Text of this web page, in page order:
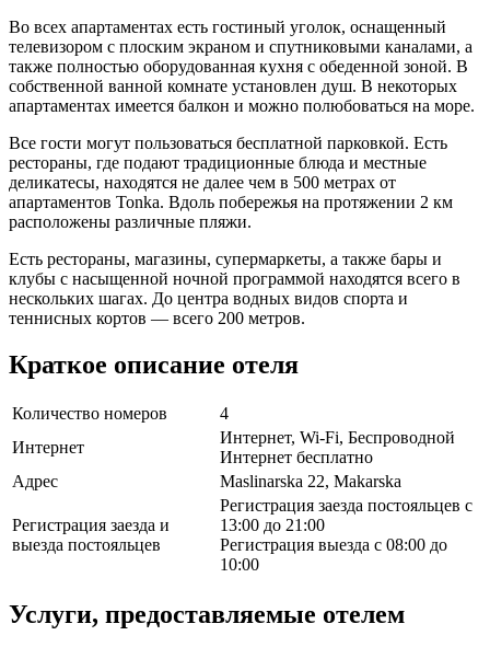
Во всех апартаментах есть гостиный уголок, оснащенный
телевизором с плоским экраном и спутниковыми каналами, а
также полностью оборудованная кухня с обеденной зоной. В
собственной ванной комнате установлен душ. В некоторых
апартаментах имеется балкон и можно полюбоваться на море.
Все гости могут пользоваться бесплатной парковкой. Есть
рестораны, где подают традиционные блюда и местные
деликатесы, находятся не далее чем в 500 метрах от
апартаментов Tonka. Вдоль побережья на протяжении 2 км
расположены различные пляжи.
Есть рестораны, магазины, супермаркеты, а также бары и
клубы с насыщенной ночной программой находятся всего в
нескольких шагах. До центра водных видов спорта и
теннисных кортов — всего 200 метров.
Краткое описание отеля
Количество номеров
4
Интернет
Интернет, Wi-Fi, Беспроводной
Интернет бесплатно
Адрес
Maslinarska 22, Makarska
Регистрация заезда и
выезда постояльцев
Регистрация заезда постояльцев с
13:00 до 21:00
Регистрация выезда с 08:00 до
10:00
Услуги, предоставляемые отелем